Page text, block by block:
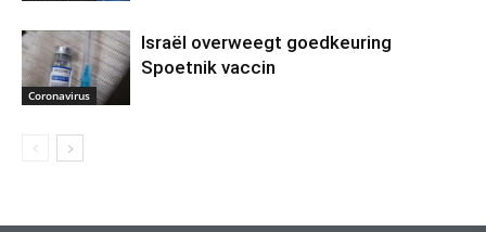
Coronavirus
Israël overweegt goedkeuring
Spoetnik vaccin